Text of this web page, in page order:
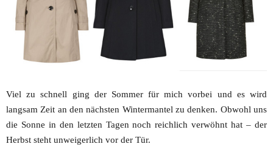
Viel zu schnell ging der Sommer für mich vorbei und es wird
langsam Zeit an den nächsten Wintermantel zu denken. Obwohl uns
die Sonne in den letzten Tagen noch reichlich verwöhnt hat – der
Herbst steht unweigerlich vor der Tür.